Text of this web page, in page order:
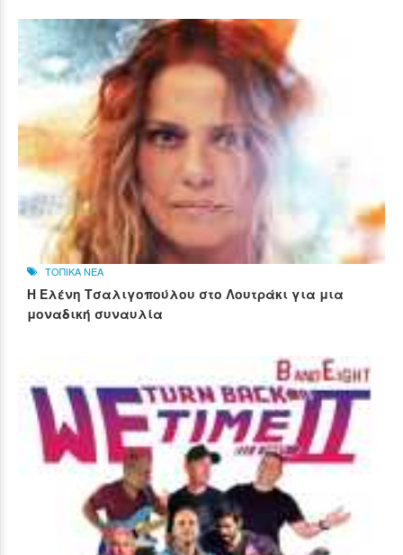
ΤΟΠΙΚΑ ΝΕΑ
Η Ελένη Τσαλιγοπούλου στο Λουτράκι για μια
μοναδική συναυλία